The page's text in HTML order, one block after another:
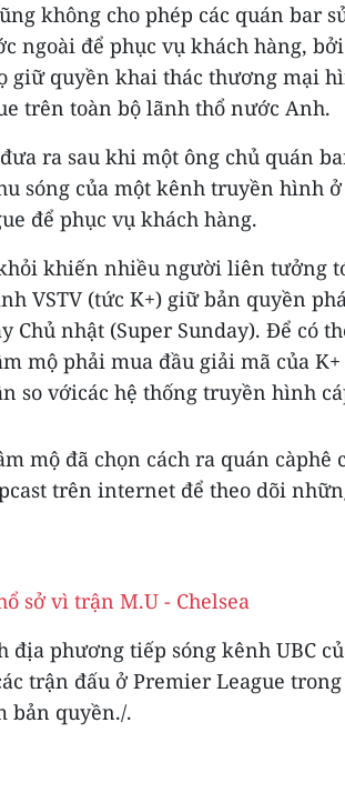
không cho phép các quán bar
ngoài để phục vụ khách hàng,
giữ quyền khai thác thương mại
trên toàn bộ lãnh thổ nước Anh.
ra sau khi một ông chủ quán
sóng của một kênh truyền hình
để phục vụ khách hàng.
khiến nhiều người liên tưởng
VSTV (tức K+) giữ bản quyền
Chủ nhật (Super Sunday). Để có
mộ phải mua đầu giải mã của
so vớicác hệ thống truyền hình
mộ đã chọn cách ra quán càphê
trên internet để theo dõi
sở vì trận M.U - Chelsea
địa phương tiếp sóng kênh UBC
trận đấu ở Premier League
bản quyền./.